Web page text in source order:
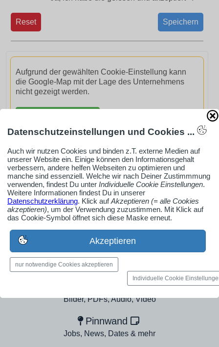
Speichern
Reset
Aufgrund der gewählten Cookie-Einstellung kann
die Google-Map mit der Lage des Unternehmens
nicht gezeigt werden.
AdSense smARTe inArticle-Anzeige aktivieren
Ob Solo-Selbsständiger, Handwerksbetrieb oder
Industrieunternehmen
Erstelle jetzt ein gratis Firmenprofil für dein Unternehmen:
jetzt registrieren
Medien-Galerie
Bilder, PDFs, Audio, Video
Pinnwand
Jobs, News, Dates & mehr
Datenschutzeinstellungen und Cookies ...
Auch wir nutzen Cookies und binden z.T. externe Medien auf
unserer Website ein. Einige können den Informationsgehalt
verbessern, andere helfen Webseiten zu optimieren und
manche sind essenziell. Welche wir nach Deiner Zustimmmung
verwenden, findest Du unter Individuelle Cookie Einstellungen.
Weitere Informationen findest Du in unserer
Datenschutzerklärung. Klick aufAkzeptieren (= alle Cookies
akzeptieren), um der Verwendung zuzustimmen. Mit Klick auf
das Cookie-Symbol öffnet sich diese Maske erneut.
Akzeptieren
nur notwendige Cookies akzeptieren
Individuelle Cookie